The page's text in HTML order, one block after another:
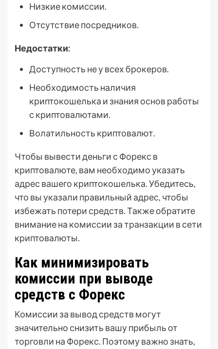
Низкие комиссии.
Отсутствие посредников.
Недостатки:
Доступность не у всех брокеров.
Необходимость наличия
криптокошелька и знания основ работы
с криптовалютами.
Волатильность криптовалют.
Чтобы вывести деньги с Форекс в
криптовалюте, вам необходимо указать
адрес вашего криптокошелька. Убедитесь,
что вы указали правильный адрес, чтобы
избежать потери средств. Также обратите
внимание на комиссии за транзакции в сети
криптовалюты.
Как минимизировать
комиссии при выводе
средств с Форекс
Комиссии за вывод средств могут
значительно снизить вашу прибыль от
торговли на Форекс. Поэтому важно знать,